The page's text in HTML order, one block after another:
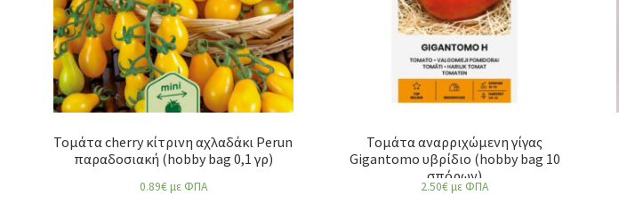
Τομάτα cherry κίτρινη αχλαδάκι Perun
παραδοσιακή (hobby bag 0,1 γρ)
0.89€με ΦΠΑ
Τομάτα αναρριχώμενη γίγας
Gigantomo υβρίδιο (hobby bag 10
σπόρων)
2.50€με ΦΠΑ